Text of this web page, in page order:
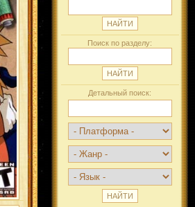
Поиск по разделу:
Детальный поиск: